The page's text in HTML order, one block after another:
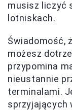
musisz liczyć
lotniskach.
Świadomość,
możesz
przypomina
nieustannie
terminalami.
sprzyjających